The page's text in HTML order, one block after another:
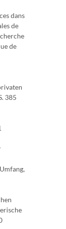
dans
de
de
385